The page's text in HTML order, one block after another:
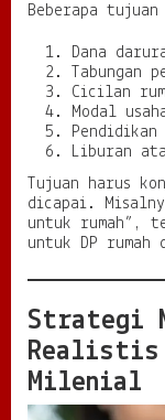
Beberapa
Dana
Tabungan
Cicilan
Modal
Pendidikan
Liburan
Tujuan harus
dicapai.
untuk rumah”,
untuk DP rumah
Strategi
Realistis
Milenial